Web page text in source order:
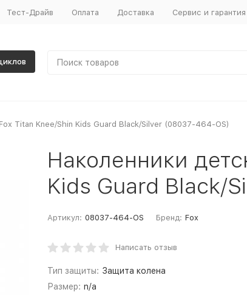
Тест-Драйв Оплата Доставка Сервис и гарантия
Titan Knee/Shin Kids Guard Black/Silver (08037-464-OS)
Наколенники
Kids Guard Black/
Артикул: 08037-464-OS Бренд: Fox
Написать отзыв
Тип защиты: Защита колена
Размер: n/a